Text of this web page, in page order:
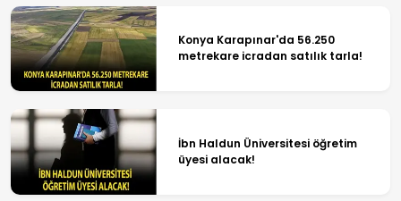
Konya Karapınar'da 56.250
metrekare icradan satılık tarla!
İbn Haldun Üniversitesi öğretim
üyesi alacak!